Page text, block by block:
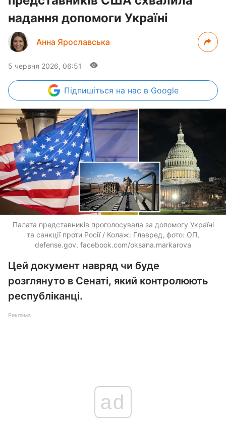
надання допомоги Україні
Анна Ярославська
5 червня 2026, 06:51
Підпишіться на нас в Google
Палата представників проголосувала за допомогу Україні
та санкції проти Росії / Колаж: Главред, фото: ОП,
defense.gov, facebook.com/oksana.markarova
Цей документ навряд чи буде
розглянуто в Сенаті, який контролюють
республіканці.
Реклама
ad